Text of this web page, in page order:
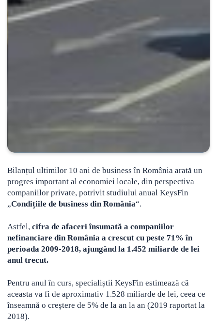
Bilanțul ultimilor 10 ani de business în România arată un
progres important al economiei locale, din perspectiva
companiilor private, potrivit studiului anual KeysFin
„Condițiile de business din România“.
Astfel, cifra de afaceri însumată a companiilor
nefinanciare din România a crescut cu peste 71% în
perioada 2009-2018, ajungând la 1.452 miliarde de lei
anul trecut.
Pentru anul în curs, specialiștii KeysFin estimează că
aceasta va fi de aproximativ 1.528 miliarde de lei, ceea ce
înseamnă o creștere de 5% de la an la an (2019 raportat la
2018).